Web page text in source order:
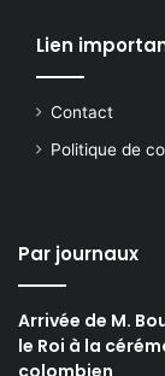
Lien
Contact
Politique de
Par journaux
Arrivée de M.
le Roi à la